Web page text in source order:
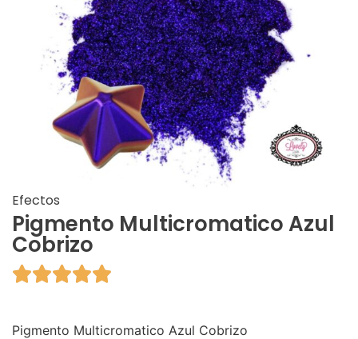
Efectos
Pigmento Multicromatico Azul
Cobrizo

Pigmento Multicromatico Azul Cobrizo